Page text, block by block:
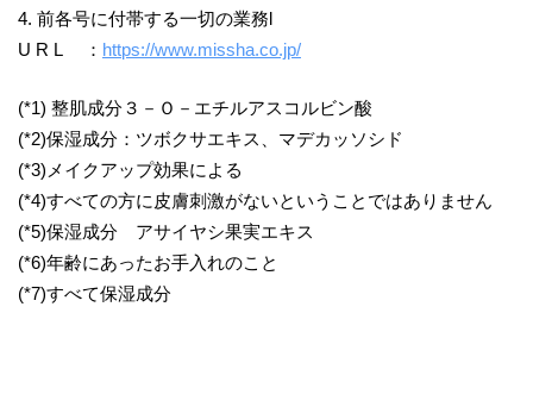
4. 前各号に付帯する一切の業務l
U R L ： https://www.missha.co.jp/
(*1) 整肌成分３－Ｏ－エチルアスコルビン酸
(*2)保湿成分：ツボクサエキス、マデカッソシド
(*3)メイクアップ効果による
(*4)すべての方に皮膚刺激がないということではありません
(*5)保湿成分 アサイヤシ果実エキス
(*6)年齢にあったお手入れのこと
(*7)すべて保湿成分